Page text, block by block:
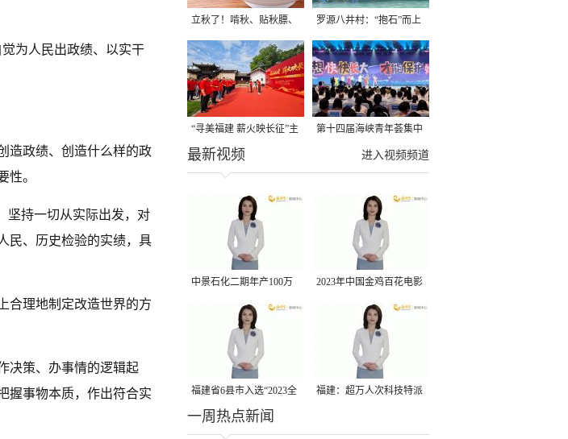
为人民出政绩、以实干
造政绩、创造什么样的政
性。
坚持一切从实际出发，对
民、历史检验的实绩，具
合理地制定改造世界的方
决策、办事情的逻辑起
握事物本质，作出符合实
立秋了！啃秋、贴秋膘、
晒秋，福建人这样过才够
味→
罗源八井村：“抱石”而上
“寻美福建 薪火映长征”主
题活动在龙岩长汀启动
第十四届海峡青年荟集中
阶段活动在福州举行
进入视频频道
最新视频
中景石化二期年产100万
吨丙烷脱氢项目建成中交
2023年中国金鸡百花电影
节有福电影巡展31日启动
福建省6县市入选“2023全
国县域发展潜力百强县”
福建：超万人次科技特派
一周热点新闻